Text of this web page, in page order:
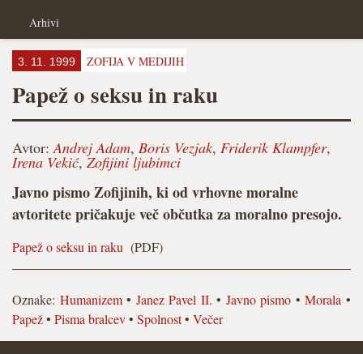
Arhivi
3. 11. 1999 ZOFIJA V MEDIJIH
Papež o seksu in raku
Avtor:Andrej Adam, Boris Vezjak, Friderik Klampfer,
Irena Vekić,Zofijini ljubimci
Javno pismo Zofijinih, ki od vrhovne moralne
avtoritete pričakuje več občutka za moralno presojo.
Papež o seksu in raku (PDF)
Oznake: Humanizem• Janez Pavel II. • Javno pismo •Morala •
Papež• Pisma bralcev• Spolnost• Večer